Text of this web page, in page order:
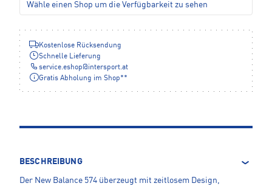
Wähle einen Shop um die Verfügbarkeit zu sehen
Kostenlose Rücksendung
Schnelle Lieferung
service.eshop@intersport.at
Gratis Abholung im Shop**
BESCHREIBUNG
Der New Balance 574 überzeugt mit zeitlosem Design,